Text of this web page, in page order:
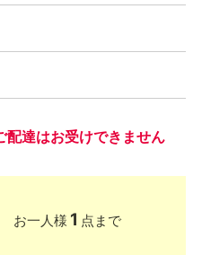
達はお受けできません
お一人様 1 点まで